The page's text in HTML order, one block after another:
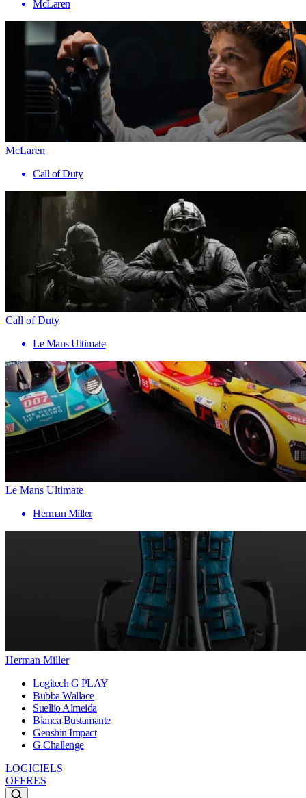
McLaren
McLaren
Call of Duty
Call of Duty
Le Mans Ultimate
Le Mans Ultimate
Herman Miller
Herman Miller
Logitech G PLAY
Bubba Wallace
Suellio Almeida
Bianca Bustamante
Genshin Impact
G Challenge
LOGICIELS
OFFRES